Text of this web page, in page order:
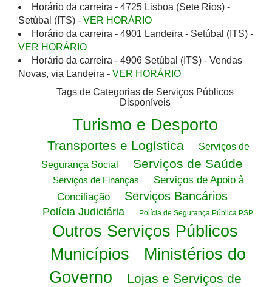
Horário da carreira - 4725 Lisboa (Sete Rios) -
Setúbal (ITS) - VER HORÁRIO
Horário da carreira - 4901 Landeira - Setúbal (ITS) -
VER HORÁRIO
Horário da carreira - 4906 Setúbal (ITS) - Vendas
Novas, via Landeira - VER HORÁRIO
Tags de Categorias de Serviços Públicos
Disponíveis
Turismo e Desporto
Transportes e Logística
Serviços de
Segurança Social
Serviços de Saúde
Serviços de Finanças
Serviços de Apoio à
Conciliação
Serviços Bancários
Polícia Judiciária Polícia de Segurança Pública PSP
Outros Serviços Públicos
Municípios
Ministérios do
Governo
Lojas e Serviços de